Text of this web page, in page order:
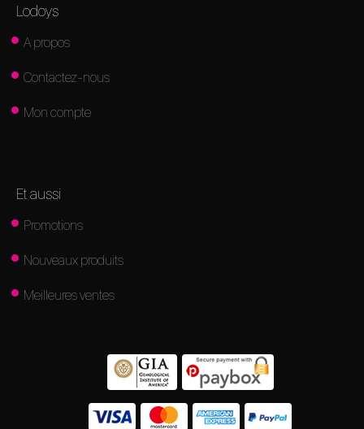
Lodoys
A propos
Contactez-nous
Mon compte
Et aussi
Promotions
Nouveaux produits
Meilleures ventes